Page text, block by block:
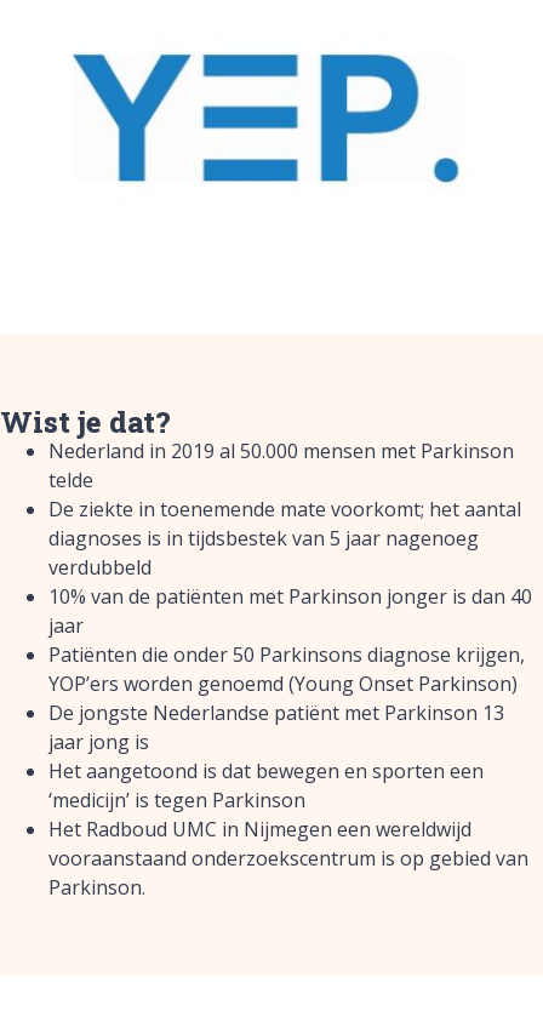
Wist je dat?
Nederland in 2019 al 50.000 mensen met Parkinson
telde
De ziekte in toenemende mate voorkomt; het aantal
diagnoses is in tijdsbestek van 5 jaar nagenoeg
verdubbeld
10% van de patiënten met Parkinson jonger is dan 40
jaar
Patiënten die onder 50 Parkinsons diagnose krijgen,
YOP’ers worden genoemd (Young Onset Parkinson)
De jongste Nederlandse patiënt met Parkinson 13
jaar jong is
Het aangetoond is dat bewegen en sporten een
‘medicijn’ is tegen Parkinson
Het Radboud UMC in Nijmegen een wereldwijd
vooraanstaand onderzoekscentrum is op gebied van
Parkinson.